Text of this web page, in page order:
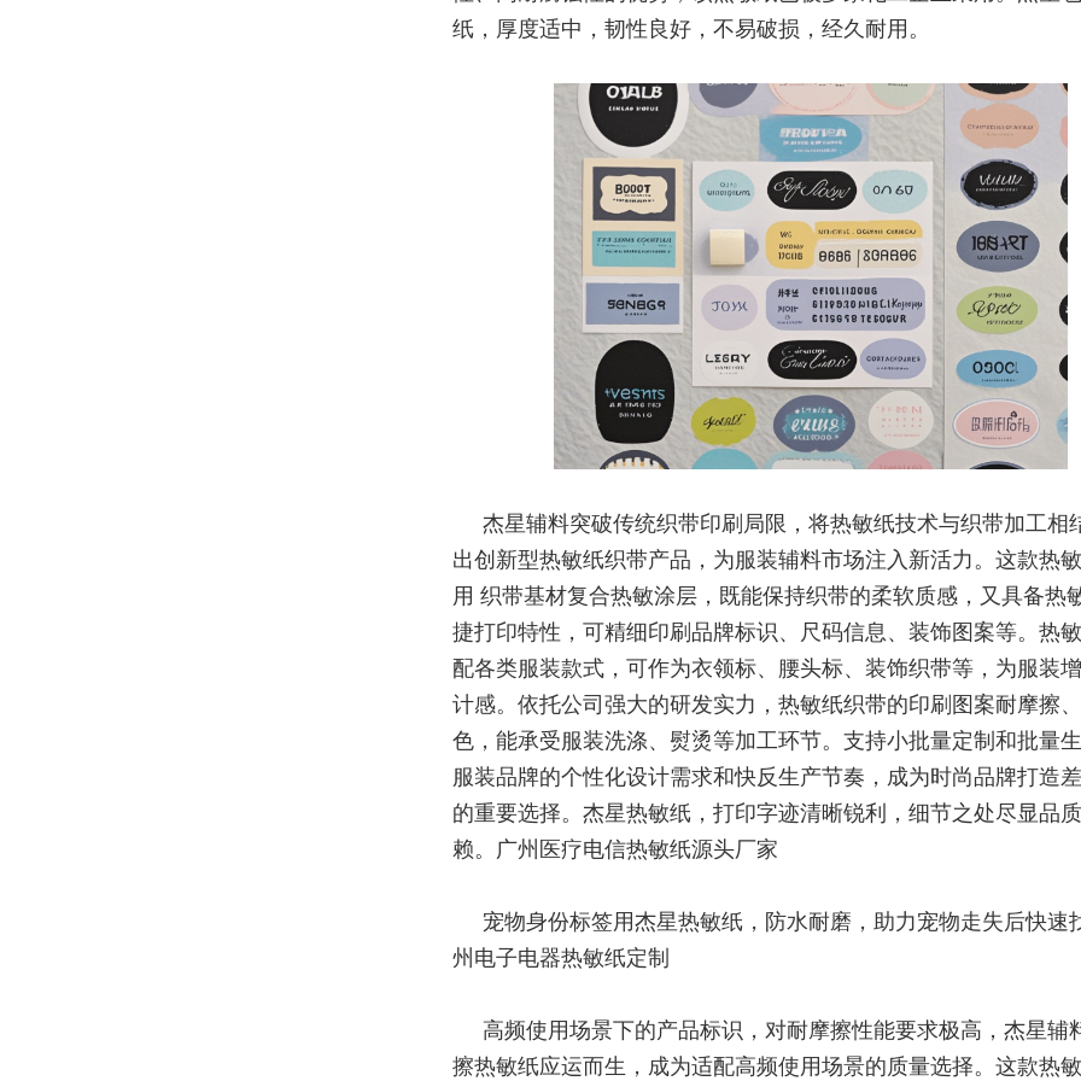
纸，厚度适中，韧性良好，不易破损，经久耐用。
杰星辅料突破传统织带印刷局限，将热敏纸技术与织带加工相
出创新型热敏纸织带产品，为服装辅料市场注入新活力。这款热
用 织带基材复合热敏涂层，既能保持织带的柔软质感，又具备热
捷打印特性，可精细印刷品牌标识、尺码信息、装饰图案等。热
配各类服装款式，可作为衣领标、腰头标、装饰织带等，为服装
计感。依托公司强大的研发实力，热敏纸织带的印刷图案耐摩擦
色，能承受服装洗涤、熨烫等加工环节。支持小批量定制和批量
服装品牌的个性化设计需求和快反生产节奏，成为时尚品牌打造
的重要选择。杰星热敏纸，打印字迹清晰锐利，细节之处尽显品
赖。广州医疗电信热敏纸源头厂家
宠物身份标签用杰星热敏纸，防水耐磨，助力宠物走失后快速
州电子电器热敏纸定制
高频使用场景下的产品标识，对耐摩擦性能要求极高，杰星辅
擦热敏纸应运而生，成为适配高频使用场景的质量选择。这款热